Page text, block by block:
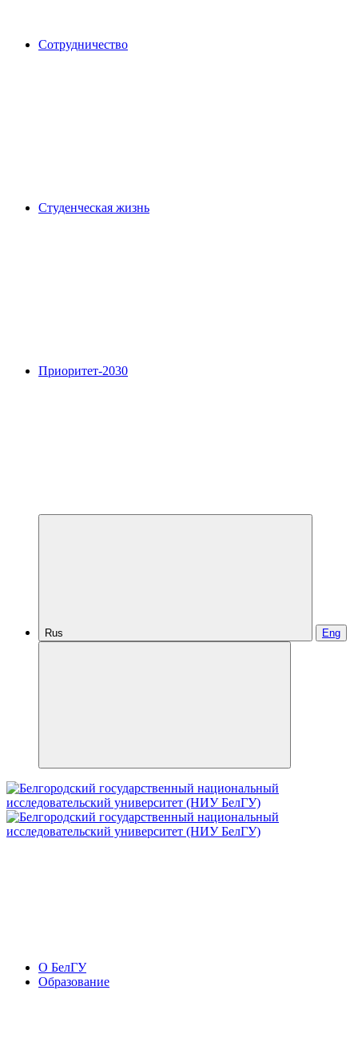
Сотрудничество
Студенческая жизнь
Приоритет-2030
Rus Eng
О БелГУ
Образование